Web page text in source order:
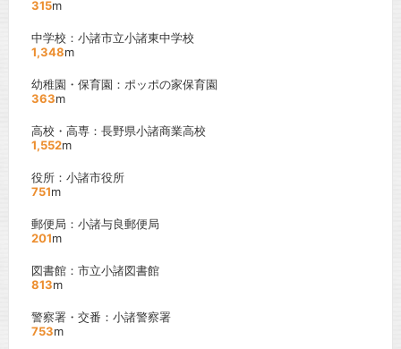
315m
中学校：小諸市立小諸東中学校
1,348m
幼稚園・保育園：ポッポの家保育園
363m
高校・高専：長野県小諸商業高校
1,552m
役所：小諸市役所
751m
郵便局：小諸与良郵便局
201m
図書館：市立小諸図書館
813m
警察署・交番：小諸警察署
753m